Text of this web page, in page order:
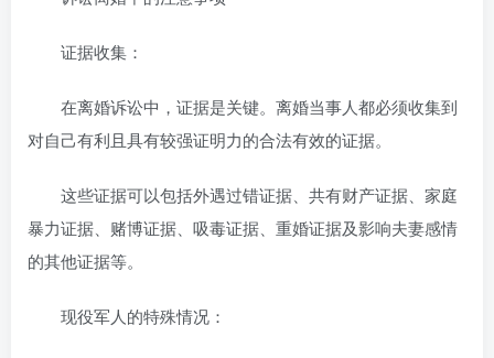
证据收集：
在离婚诉讼中，证据是关键。离婚当事人都必须收集到
对自己有利且具有较强证明力的合法有效的证据。
这些证据可以包括外遇过错证据、共有财产证据、家庭
暴力证据、赌博证据、吸毒证据、重婚证据及影响夫妻感情
的其他证据等。
现役军人的特殊情况：